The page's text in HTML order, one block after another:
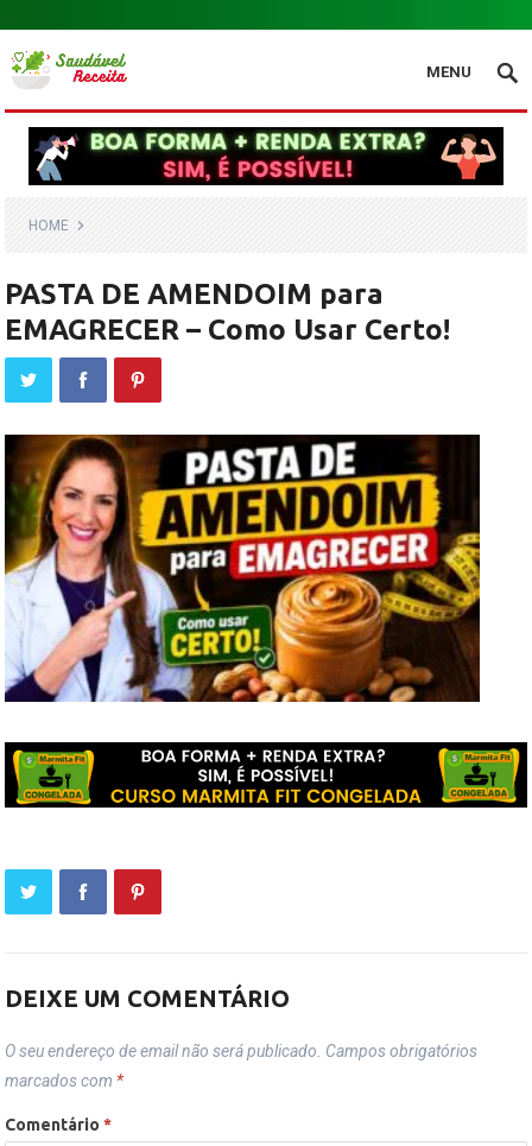
.
MENU
HOME
PASTA DE AMENDOIM para
EMAGRECER – Como Usar Certo!
DEIXE UM COMENTÁRIO
O seu endereço de email não será publicado. Campos obrigatórios
marcados com *
Comentário*